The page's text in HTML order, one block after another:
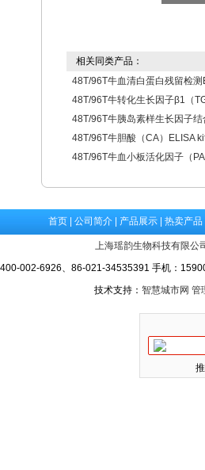
相关同类产品：
48T/96T牛血清白蛋白残留检
48T/96T牛转化生长因子β1（
48T/96T牛胰岛素样生长因子
48T/96T牛胆酸（CA）ELISA
48T/96T牛血小板活化因子（
首页 公司简介 产品展示 热卖产品
上海瑶韵生物科技有限公
002-6926、86-021-34535391 手机：
技术支持： 智慧城市网 管